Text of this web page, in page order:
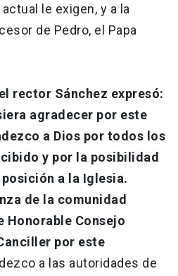
le exigen, y a la
de Pedro, el Papa
rector Sánchez expresó:
agradecer por este
a Dios por todos los
y por la posibilidad
a la Iglesia.
de la comunidad
Honorable Consejo
por este
a las autoridades de